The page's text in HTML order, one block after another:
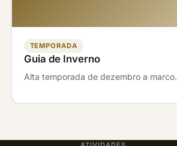
TEMPORADA
Guia de Inverno
Alta temporada de dezembro a marco.